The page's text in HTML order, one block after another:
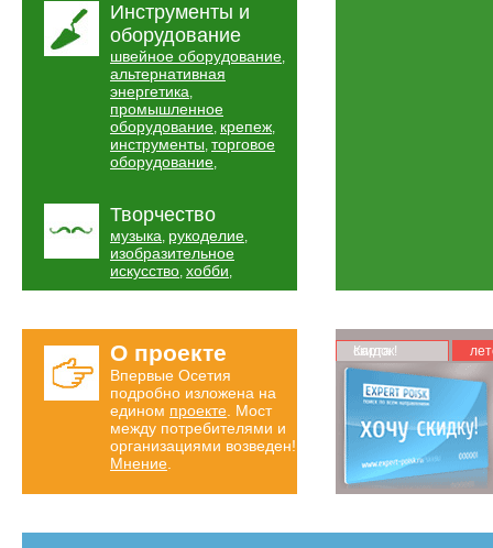
Инструменты и
оборудование
швейное оборудование,
альтернативная
энергетика,
промышленное
оборудование, крепеж,
инструменты, торговое
оборудование,
Творчество
музыка, рукоделие,
изобразительное
искусство, хобби,
О проекте
Впервые Осетия
подробно изложена на
едином проекте . Мост
между потребителями и
организациями возведен!
Мнение
Карта скидок!